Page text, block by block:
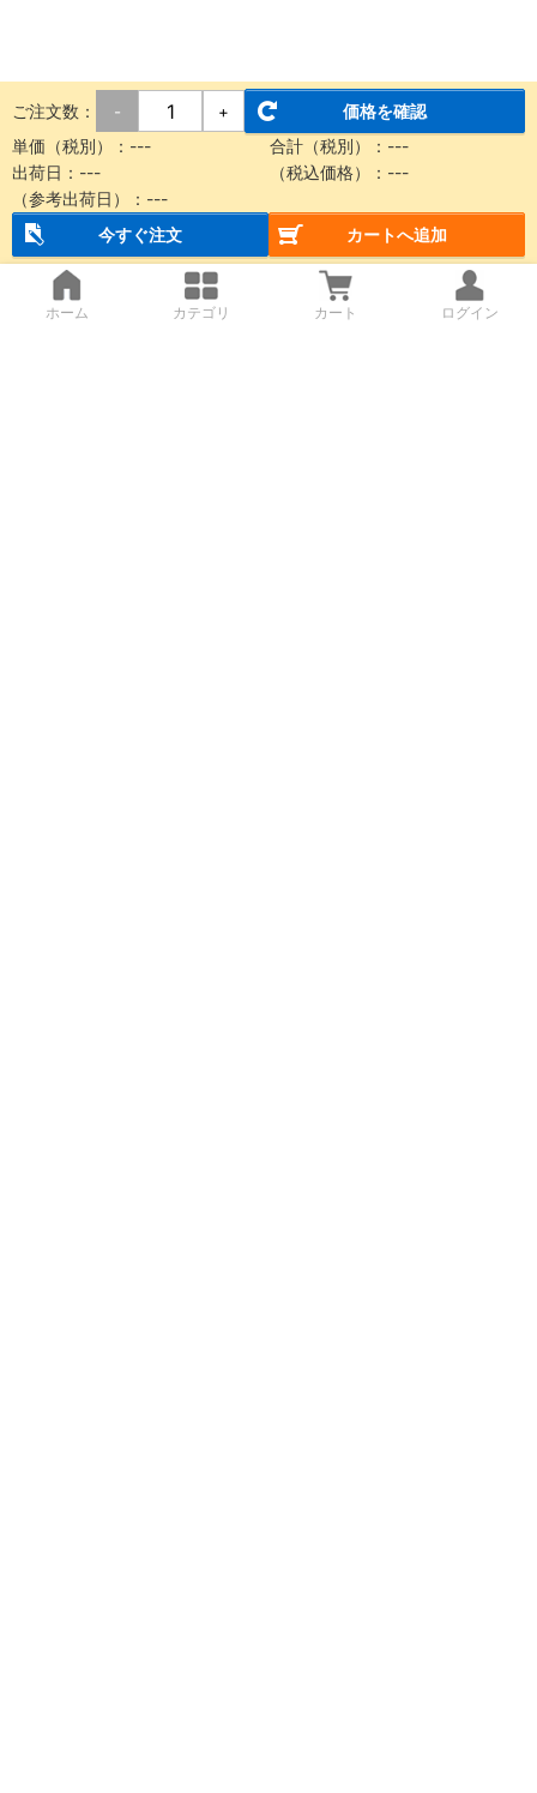
ご注文数： - +
価格を確認
単価（税別）： --- 合計（税別）： ---
出荷日： --- （税込価格）： ---
（参考出荷日）： ---
今すぐ注文
カートへ追加
ホーム カテゴリ カート ログイン